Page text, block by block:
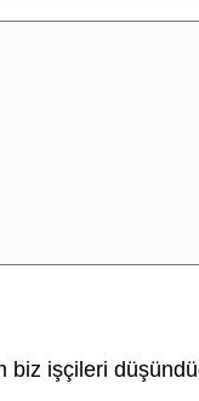
biz işçileri